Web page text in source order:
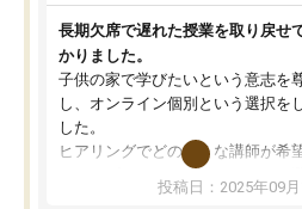
長期欠席で遅れた授業を取り戻せ
かりました。
子供の家で学びたいという意志を
し、オンライン個別という選択を
した。
ヒアリングでどのような講師が希
か、オプションは付帯するかなど選
事が出来ました。
投稿日：2025年09月